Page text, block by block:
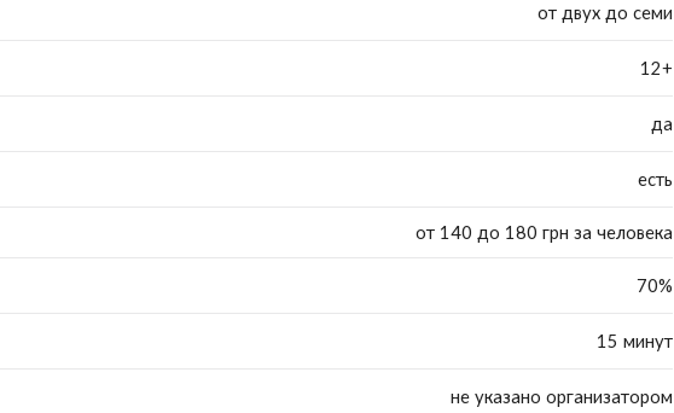
от двух до семи
12+
да
есть
от 140 до 180 грн за человека
70%
15 минут
не указано организатором